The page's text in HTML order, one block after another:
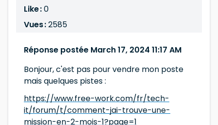
Like :0
Vues :2585
Réponse postée March 17, 2024 11:17 AM
Bonjour, c'est pas pour vendre mon poste
mais quelques pistes :
https://www.free-work.com/fr/tech-
it/forum/t/comment-jai-trouve-une-
mission-en-2-mois-1?page=1